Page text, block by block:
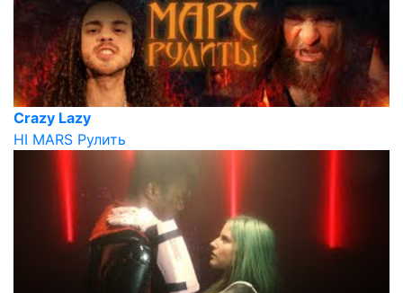
Crazy Lazy
HI MARS Рулить